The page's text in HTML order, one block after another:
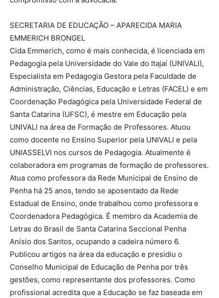
SECRETARIA DE EDUCAÇÃO – APARECIDA MARIA
EMMERICH BRONGEL
Cida Emmerich, como é mais conhecida, é licenciada em
Pedagogia pela Universidade do Vale do Itajaí (UNIVALI),
Especialista em Pedagogia Gestora pela Faculdade de
Administração, Ciências, Educação e Letras (FACEL) e em
Coordenação Pedagógica pela Universidade Federal de
Santa Catarina (UFSC), é mestre em Educação pela
UNIVALI na área de Formação de Professores. Atuou
como docente no Ensino Superior pela UNIVALI e pela
UNIASSELVI nos cursos de Pedagogia. Atualmente é
colaboradora em programas de formação de professores.
Atua como professora da Rede Municipal de Ensino de
Penha há 25 anos, tendo se aposentado da Rede
Estadual de Ensino, onde trabalhou como professora e
Coordenadora Pedagógica. É membro da Academia de
Letras do Brasil de Santa Catarina Seccional Penha
Anísio dos Santos, ocupando a cadeira número 6.
Publicou artigos na área da educação e presidiu o
Conselho Municipal de Educação de Penha por três
gestões, como representante dos professores. Como
profissional acredita que a Educação se faz baseada em